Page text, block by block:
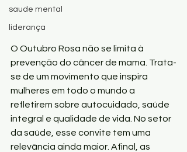
saude mental
liderança
O Outubro Rosa não se limita à
prevenção do câncer de mama. Trata-
se de um movimento que inspira
mulheres em todo o mundo a
refletirem sobre autocuidado, saúde
integral e qualidade de vida. No setor
da saúde, esse convite tem uma
relevância ainda maior. Afinal, as